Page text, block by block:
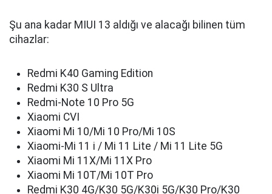
Şu ana kadar MIUI 13 aldığı ve alacağı bilinen tüm
cihazlar:
Redmi K40 Gaming Edition
Redmi K30 S Ultra
Redmi-Note 10 Pro 5G
Xiaomi CVI
Xiaomi Mi 10/Mi 10 Pro/Mi 10S
Xiaomi-Mi 11 i / Mi 11 Lite / Mi 11 Lite 5G
Xiaomi Mi 11X/Mi 11X Pro
Xiaomi Mi 10T/Mi 10T Pro
Redmi K30 4G/K30 5G/K30i 5G/K30 Pro/K30